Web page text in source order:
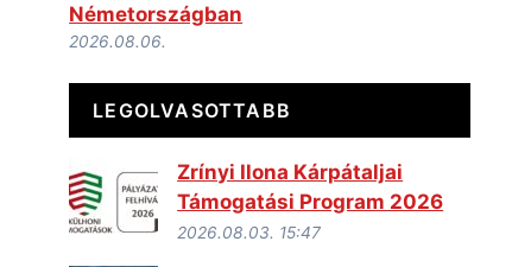
Németországban
2026.08.06.
LEGOLVASOTTABB
Zrínyi Ilona Kárpátaljai
Támogatási Program 2026
2026.08.03. 15:47